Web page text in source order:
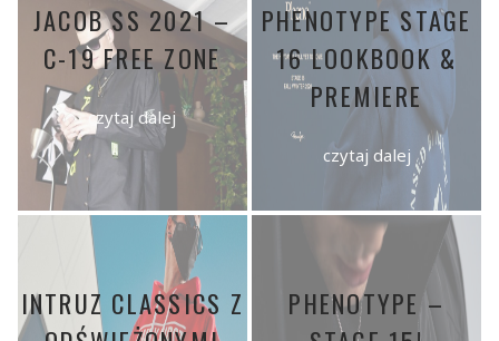
JACOB SS 2021 –
C-19 FREE ZONE
czytaj dalej
PHENOTYPE STAGE
16 LOOKBOOK &
PREMIERE
czytaj dalej
INTRUZ CLASSICS Z
PHENOTYPE –